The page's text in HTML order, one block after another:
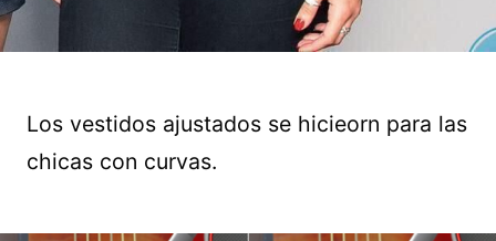
Los vestidos ajustados se hicieorn para las
chicas con curvas.